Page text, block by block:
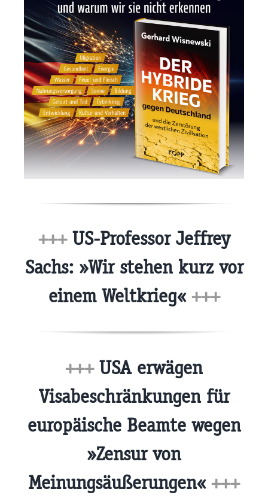
+++US-Professor Jeffrey
Sachs: »Wir stehen kurz vor
einem Weltkrieg« +++
+++USA erwägen
Visabeschränkungen für
europäische Beamte wegen
»Zensur von
Meinungsäußerungen« +++